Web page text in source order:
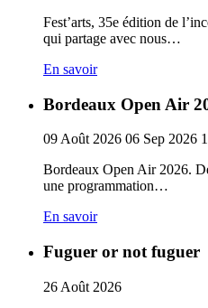
Fest’arts, 35e édition de
qui partage avec nous…
En savoir
Bordeaux Open Air
09 Août 2026 06 Sep 2026
Bordeaux Open Air 2026.
une programmation…
En savoir
Fuguer or not fuguer
26 Août 2026